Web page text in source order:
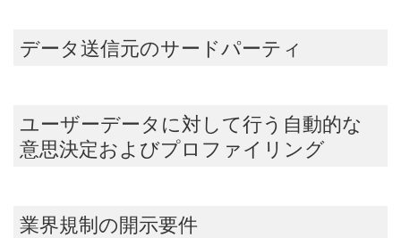
データ送信元のサードパーティ
ユーザーデータに対して行う自動的な
意思決定およびプロファイリング
業界規制の開示要件